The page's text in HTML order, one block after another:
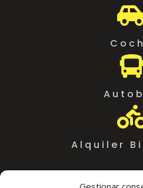

Alquiler